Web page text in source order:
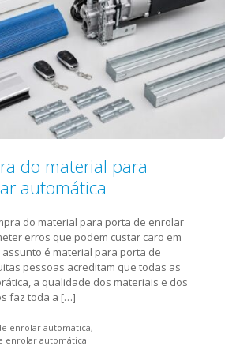
do material para
automática
do material para porta de enrolar
erros que podem custar caro em
é material para porta de
pessoas acreditam que todas as
a qualidade dos materiais e dos
faz toda a […]
enrolar automática
enrolar automática